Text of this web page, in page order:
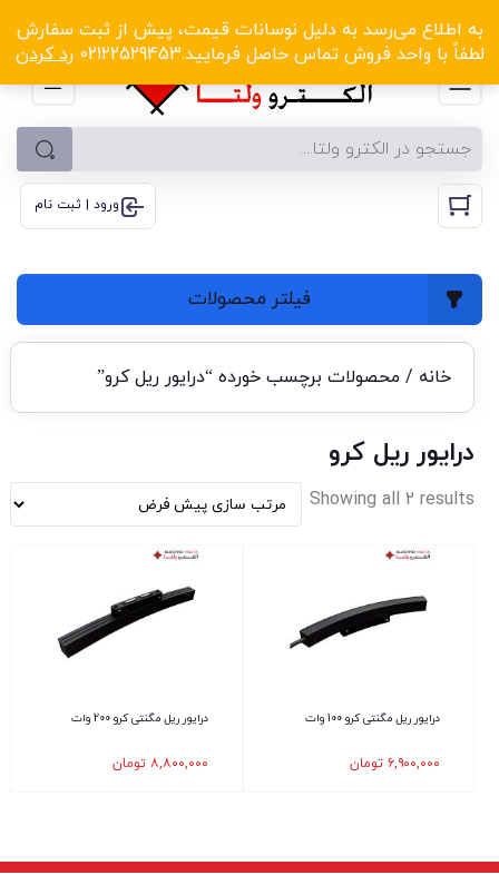
به اطلاع می‌رسد به دلیل نوسانات قیمت، پیش از ثبت سفارش
لطفاً با واحد فروش تماس حاصل فرمایید.02122529453
رد کردن
الکترو ولتا با تخفیف‌های شگفت‌انگیز! کلیک کنید
ورود | ثبت نام
فیلتر محصولات
خانه / محصولات برچسب خورده “درایور ریل کرو”
درایور ریل کرو
Showing all 2 results
درایور ریل مگنتی کرو 100 وات
۶,۹۰۰,۰۰۰ تومان
درایور ریل مگنتی کرو 200 وات
۸,۸۰۰,۰۰۰ تومان